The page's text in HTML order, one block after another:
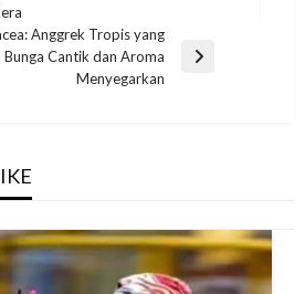
Anggrek Tropis yang
Cantik dan Aroma
Menyegarkan